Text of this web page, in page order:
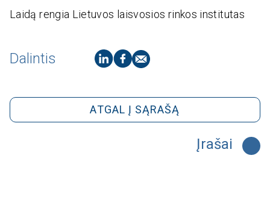
Laidą rengia Lietuvos laisvosios rinkos institutas
Dalintis
ATGAL Į SĄRAŠĄ
Įrašai